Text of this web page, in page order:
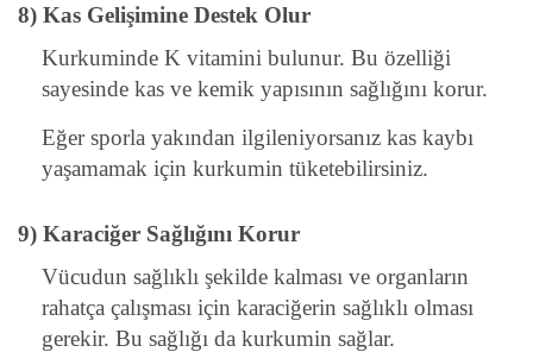
8) Kas Gelişimine Destek Olur
Kurkuminde K vitamini bulunur. Bu özelliği
sayesinde kas ve kemik yapısının sağlığını korur.
Eğer sporla yakından ilgileniyorsanız kas kaybı
yaşamamak için kurkumin tüketebilirsiniz.
9) Karaciğer Sağlığını Korur
Vücudun sağlıklı şekilde kalması ve organların
rahatça çalışması için karaciğerin sağlıklı olması
gerekir. Bu sağlığı da kurkumin sağlar.